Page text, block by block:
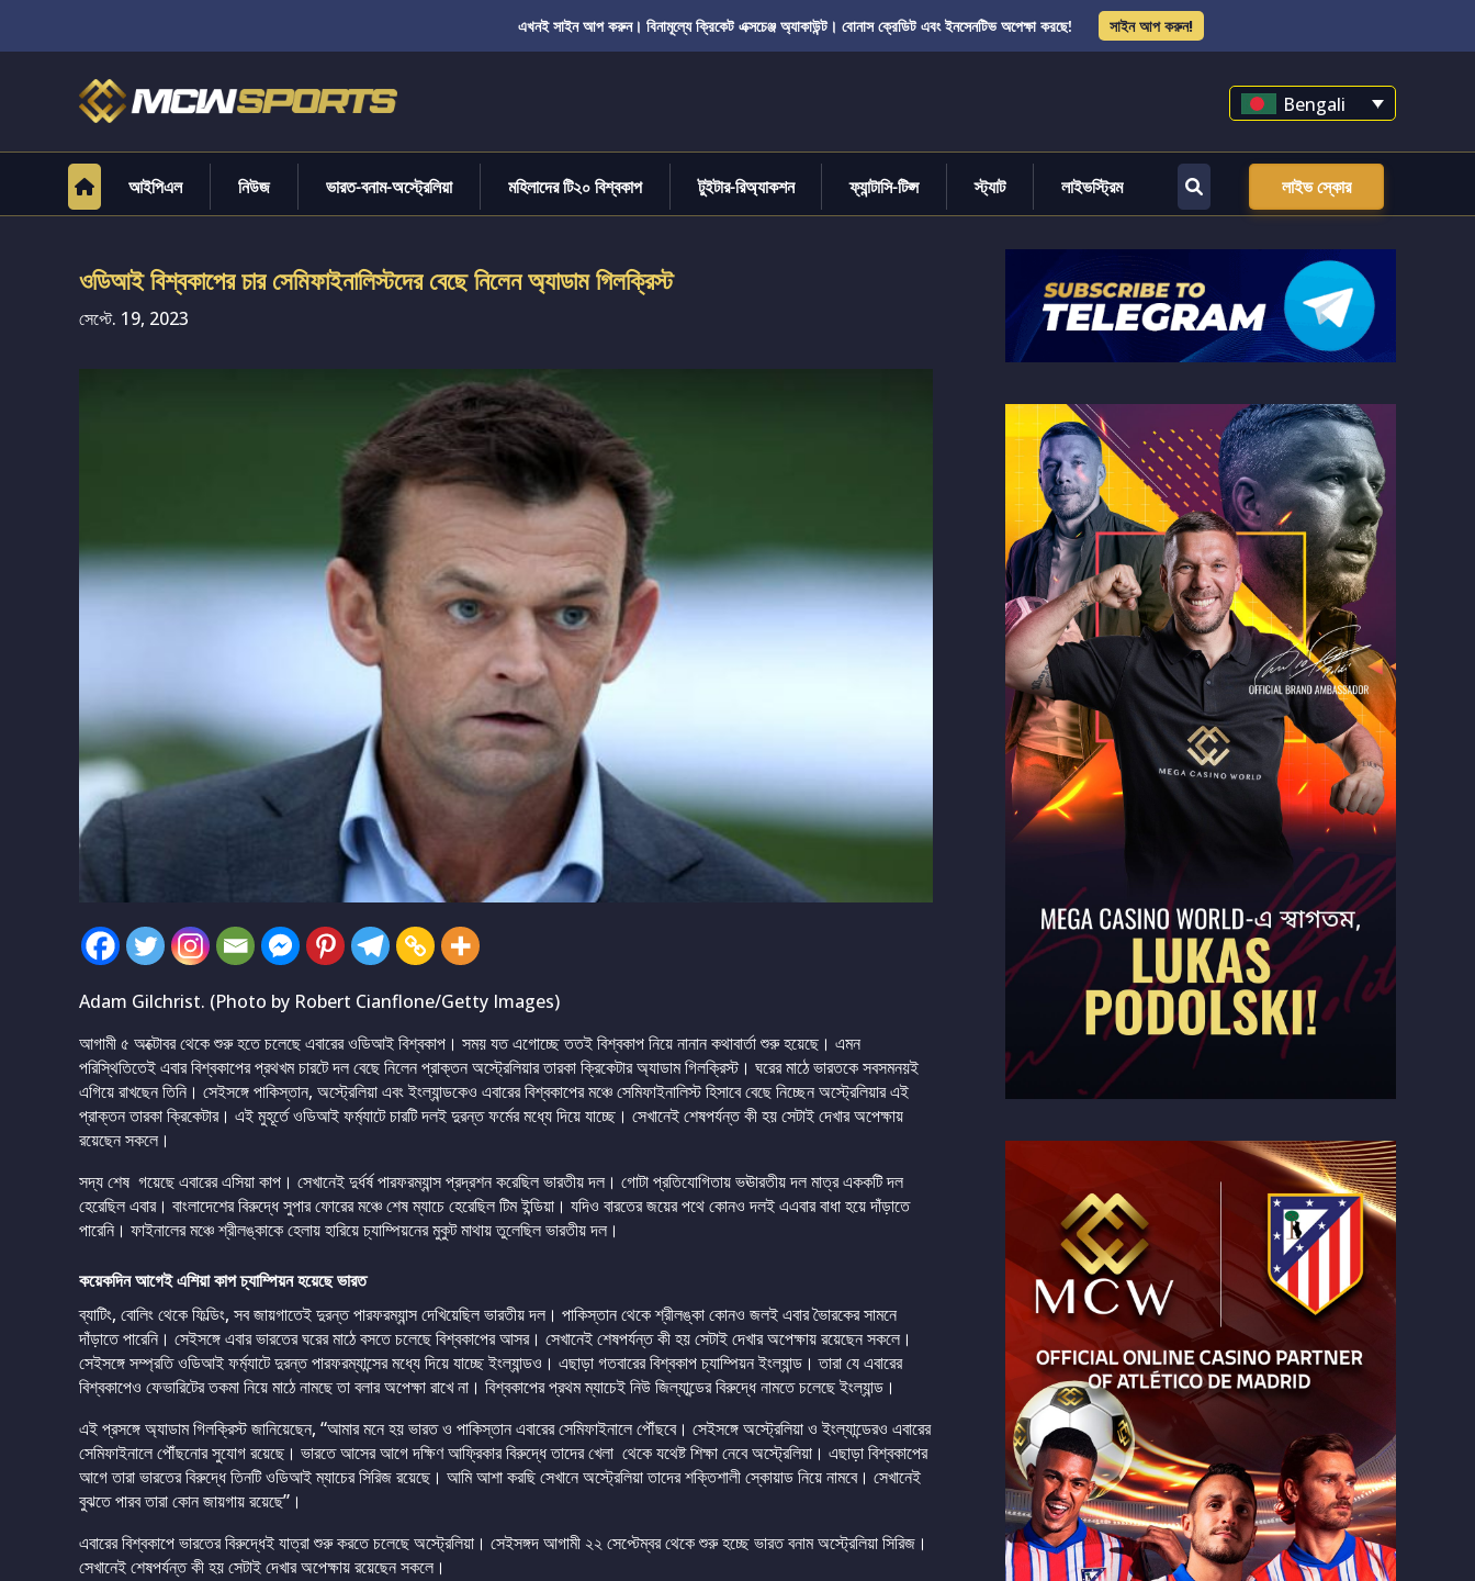
এখনই সাইন আপ করুন। বিনামূল্যে ক্রিকেট এক্সচেঞ্জ অ্যাকাউন্ট। বোনাস ক্রেডিট এবং ইনসেনটিভ অপেক্ষা করছে! সাইন আপ করুন!
Bengali
আইপিএল নিউজ ভারত-বনাম-অস্ট্রেলিয়া মহিলাদের টি২০ বিশ্বকাপ টুইটার-রিঅ্যাকশন ফ্যান্টাসি-টিপ্স স্ট্যাট লাইভস্ট্রিম লাইভ স্কোর
ওডিআই বিশ্বকাপের চার সেমিফাইনালিস্টদের বেছে নিলেন অ্যাডাম গিলক্রিস্ট
সেপ্টে. 19, 2023
Adam Gilchrist. (Photo by Robert Cianflone/Getty Images)
আগামী ৫ অক্টোবর থেকে শুরু হতে চলেছে এবারের ওডিআই বিশ্বকাপ। সময় যত এগোচ্ছে ততই বিশ্বকাপ নিয়ে নানান কথাবার্তা শুরু হয়েছে। এমন
পরিস্থিতিতেই এবার বিশ্বকাপের প্রথখম চারটে দল বেছে নিলেন প্রাক্তন অস্ট্রেলিয়ার তারকা ক্রিকেটার অ্যাডাম গিলক্রিস্ট। ঘরের মাঠে ভারতকে সবসমনয়ই
এগিয়ে রাখছেন তিনি। সেইসঙ্গে পাকিস্তান, অস্ট্রেলিয়া এবং ইংল্যান্ডকেও এবারের বিশ্বকাপের মঞ্চে সেমিফাইনালিস্ট হিসাবে বেছে নিচ্ছেন অস্ট্রেলিয়ার এই
প্রাক্তন তারকা ক্রিকেটার। এই মুহূর্তে ওডিআই ফর্ম্যাটে চারটি দলই দুরন্ত ফর্মের মধ্যে দিয়ে যাচ্ছে। সেখানেই শেষপর্যন্ত কী হয় সেটাই দেখার অপেক্ষায়
রয়েছেন সকলে।
সদ্য শেষ গয়েছে এবারের এসিয়া কাপ। সেখানেই দুর্ধর্ষ পারফরম্যান্স প্রদ্রশন করেছিল ভারতীয় দল। গোটা প্রতিযোগিতায় ভঊারতীয় দল মাত্র এককটি দল
হেরেছিল এবার। বাংলাদেশের বিরুদ্ধে সুপার ফোরের মঞ্চে শেষ ম্যাচে হেরেছিল টিম ইন্ডিয়া। যদিও বারতের জয়ের পথে কোনও দলই এএবার বাধা হয়ে দাঁড়াতে
পারেনি। ফাইনালের মঞ্চে শ্রীলঙ্কাকে হেলায় হারিয়ে চ্যাম্পিয়নের মুকুট মাথায় তুলেছিল ভারতীয় দল।
কয়েকদিন আগেই এশিয়া কাপ চ্যাম্পিয়ন হয়েছে ভারত
ব্যাটিং, বোলিং থেকে ফিল্ডিং, সব জায়গাতেই দুরন্ত পারফরম্যান্স দেখিয়েছিল ভারতীয় দল। পাকিস্তান থেকে শ্রীলঙ্কা কোনও জলই এবার ভৈারকের সামনে
দাঁড়াতে পারেনি। সেইসঙ্গে এবার ভারতের ঘরের মাঠে বসতে চলেছে বিশ্বকাপের আসর। সেখানেই শেষপর্যন্ত কী হয় সেটাই দেখার অপেক্ষায় রয়েছেন সকলে।
সেইসঙ্গে সম্প্রতি ওডিআই ফর্ম্যাটে দুরন্ত পারফরম্যান্সের মধ্যে দিয়ে যাচ্ছে ইংল্যান্ডও। এছাড়া গতবারের বিশ্বকাপ চ্যাম্পিয়ন ইংল্যান্ড। তারা যে এবারের
বিশ্বকাপেও ফেভারিটের তকমা নিয়ে মাঠে নামছে তা বলার অপেক্ষা রাখে না। বিশ্বকাপের প্রথম ম্যাচেই নিউ জিল্যা্ন্ডের বিরুদ্ধে নামতে চলেছে ইংল্যান্ড।
এই প্রসঙ্গে অ্যাডাম গিলক্রিস্ট জানিয়েছেন, “আমার মনে হয় ভারত ও পাকিস্তান এবারের সেমিফাইনালে পৌঁছবে। সেইসঙ্গে অস্ট্রেলিয়া ও ইংল্যান্ডেরও এবারের
সেমিফাইনালে পৌঁছনোর সুযোগ রয়েছে। ভারতে আসের আগে দক্ষিণ আফ্রিকার বিরুদ্ধে তাদের খেলা থেকে যথেষ্ট শিক্ষা নেবে অস্ট্রেলিয়া। এছাড়া বিশ্বকাপের
আগে তারা ভারতের বিরুদ্ধে তিনটি ওডিআই ম্যাচের সিরিজ রয়েছে। আমি আশা করছি সেখানে অস্ট্রেলিয়া তাদের শক্তিশালী স্কোয়াড নিয়ে নামবে। সেখানেই
বুঝতে পারব তারা কোন জায়গায় রয়েছে”।
এবারের বিশ্বকাপে ভারতের বিরুদ্ধেই যাত্রা শুরু করতে চলেছে অস্ট্রেলিয়া। সেইসঙ্গদ আগামী ২২ সেপ্টেম্বর থেকে শুরু হচ্ছে ভারত বনাম অস্ট্রেলিয়া সিরিজ।
সেখানেই শেষপর্যন্ত কী হয় সেটাই দেখার অপেক্ষায় রয়েছেন সকলে।